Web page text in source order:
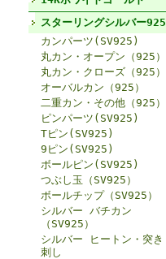
スターリングシルバー925
カンパーツ(SV925)
丸カン・オープン（925）
丸カン・クローズ（925）
オーバルカン（925）
二重カン・その他（925）
ピンパーツ(SV925)
Tピン(SV925)
9ピン(SV925)
ボールピン(SV925)
つぶし玉（SV925）
ボールチップ（SV925）
シルバー バチカン
（SV925）
シルバー ヒートン・突き
刺し